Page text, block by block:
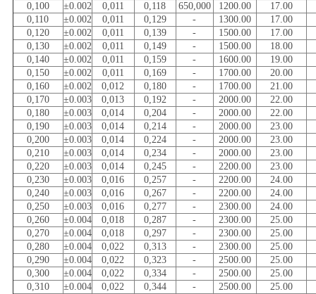
0,100
±0.002 0,011 0,118 650,000 1200.00
17.00
0,110
±0.002 0,011 0,129 - 1300.00
17.00
0,120
±0.002 0,011 0,139 - 1500.00
17.00
0,130
±0.002 0,011 0,149 - 1500.00
18.00
0,140
±0.002 0,011 0,159 - 1600.00
19.00
0,150
±0.002 0,011 0,169 - 1700.00
20.00
0,160
±0.002 0,012 0,180 - 1700.00
21.00
0,170
±0.003 0,013 0,192 - 2000.00
22.00
0,180
±0.003 0,014 0,204 - 2000.00
22.00
0,190
±0.003 0,014 0,214 - 2000.00
23.00
0,200
±0.003 0,014 0,224 - 2000.00
23.00
0,210
±0.003 0,014 0,234 - 2000.00
23.00
0,220
±0.003 0,014 0,245 - 2200.00
23.00
0,230
±0.003 0,016 0,257 - 2200.00
24.00
0,240
±0.003 0,016 0,267 - 2200.00
24.00
0,250
±0.003 0,016 0,277 - 2300.00
24.00
0,260
±0.004 0,018 0,287 - 2300.00
25.00
0,270
±0.004 0,018 0,297 - 2300.00
25.00
0,280
±0.004 0,022 0,313 - 2300.00
25.00
0,290
±0.004 0,022 0,323 - 2500.00
25.00
0,300
±0.004 0,022 0,334 - 2500.00
25.00
0,310
±0.004 0,022 0,344 - 2500.00
25.00